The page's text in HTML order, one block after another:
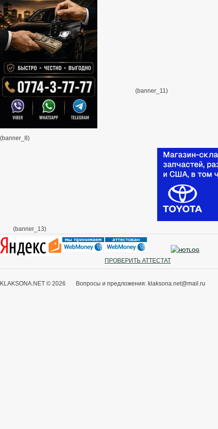
(banner_8)
(banner_11)
(banner_13)
ПРОВЕРИТЬ АТТЕСТАТ
KLAKSONA.NET © 2026 Вопросы и предложения: klaksona.net@mail.ru